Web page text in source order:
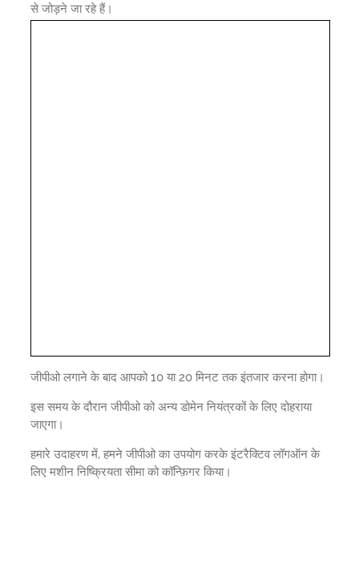
से जोड़ने जा रहे हैं।
जीपीओ लगाने के बाद आपको 10 या 20 मिनट तक इंतजार करना होगा।
इस समय के दौरान जीपीओ को अन्य डोमेन नियंत्रकों के लिए दोहराया
जाएगा।
हमारे उदाहरण में, हमने जीपीओ का उपयोग करके इंटरैक्टिव लॉगऑन के
लिए मशीन निष्क्रियता सीमा को कॉन्फ़िगर किया।